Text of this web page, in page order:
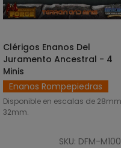
SELECCIONAR OPCIONES
Clérigos Enanos Del
Juramento Ancestral - 4
Minis
Enanos Rompepiedras
Disponible en escalas de
32mm.
SKU: DFM-